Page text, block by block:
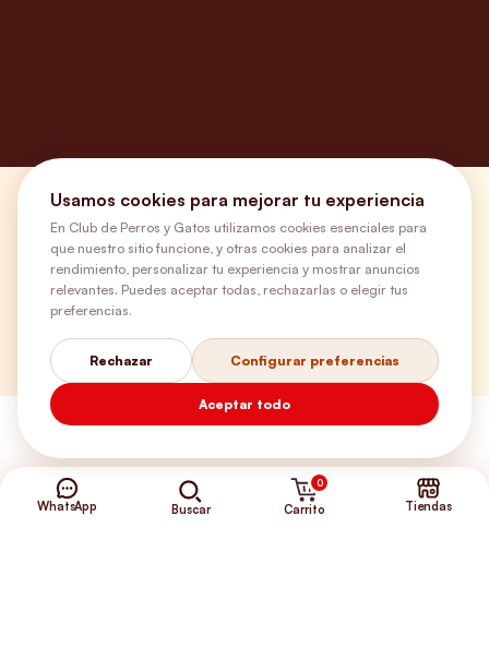
¿Necesitas ayuda?
Envíos Gratis
+56 9 5646 8188
WhatsApp Buscar
0
Carrito Tiendas
Usamos cookies para mejorar tu experiencia
En Club de Perros y Gatos utilizamos cookies esenciales para
que nuestro sitio funcione, y otras cookies para analizar el
rendimiento, personalizar tu experiencia y mostrar anuncios
relevantes. Puedes aceptar todas, rechazarlas o elegir tus
preferencias.
Rechazar Configurar preferencias
Aceptar todo